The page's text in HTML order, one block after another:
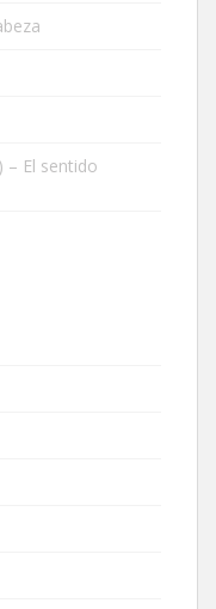
– El sentido